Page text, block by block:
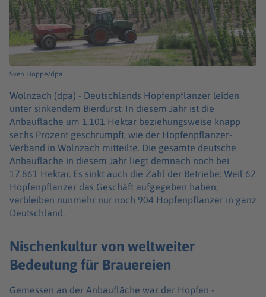
Sven Hoppe/dpa
Wolnzach (dpa) - Deutschlands Hopfenpflanzer leiden
unter sinkendem Bierdurst: In diesem Jahr ist die
Anbaufläche um 1.101 Hektar beziehungsweise knapp
sechs Prozent geschrumpft, wie der Hopfenpflanzer-
Verband in Wolnzach mitteilte. Die gesamte deutsche
Anbaufläche in diesem Jahr liegt demnach noch bei
17.861 Hektar. Es sinkt auch die Zahl der Betriebe: Weil 62
Hopfenpflanzer das Geschäft aufgegeben haben,
verbleiben nunmehr nur noch 904 Hopfenpflanzer in ganz
Deutschland.
Nischenkultur von weltweiter
Bedeutung für Brauereien
Gemessen an der Anbaufläche war der Hopfen -